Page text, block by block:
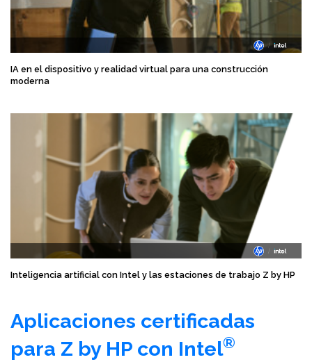
IA en el dispositivo y realidad virtual para una construcción
moderna
Inteligencia artificial con Intel y las estaciones de trabajo Z by HP
Aplicaciones certificadas
para Z by HP con Intel®